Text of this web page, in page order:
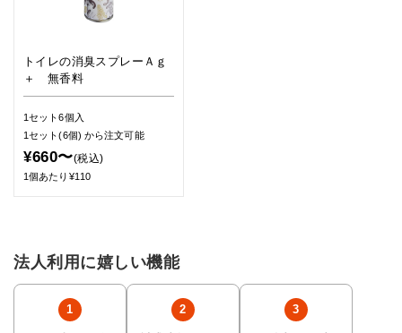
トイレの消臭スプレーＡｇ
＋ 無香料
1セット6個入
1セット(6個) から注文可能
¥660〜(税込)
1個あたり¥110
法人利用に嬉しい機能